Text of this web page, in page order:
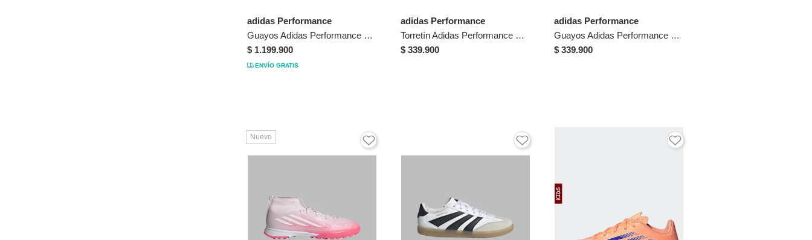
adidas Performance
Guayos Adidas Performance Niño Predator Elite Lengu Plegable FG - Gris - Fútbol | Césped Natural
$ 1.199.900
ENVÍO GRATIS
adidas Performance
Torretín Adidas Performance Niño Predator League Lengüeta Plegable - Blanco - Fútbol | Entrenamiento Y Competencia
$ 339.900
adidas Performance
Guayos Adidas Performance Niño Predator League Lengüeta Plegable - Blanco - Fútbol | Entrenamiento Y Competencia
$ 339.900
Nuevo